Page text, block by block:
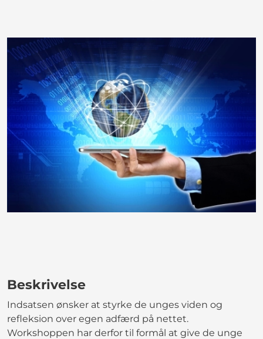
Beskrivelse
Indsatsen ønsker at styrke de unges viden og
refleksion over egen adfærd på nettet.
Workshoppen har derfor til formål at give de unge